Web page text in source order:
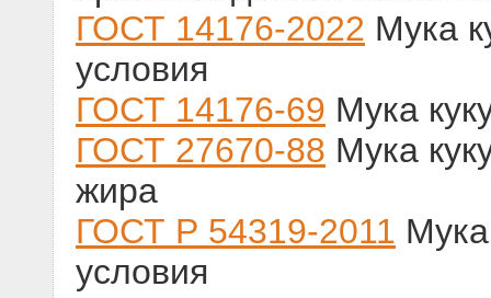
ГОСТ 14176-2022 Мука
условия
ГОСТ 14176-69 Мука
ГОСТ 27670-88 Мука
жира
ГОСТ Р 54319-2011
условия